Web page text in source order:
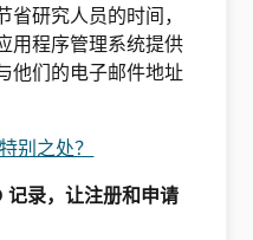
研究人员的时间，
用程序管理系统提供
他们的电子邮件地址
别之处？
记录，让注册和申请